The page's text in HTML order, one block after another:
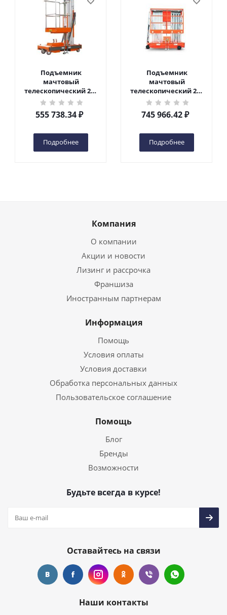
Подъемник
мачтовый
телескопический 200
кг 6 м TOR GTWY6-200S
DC 2-мачтовый
(автономный) (G) в
555 738.34₽
Подробнее
Подъемник
мачтовый
телескопический 200
кг 10 м TOR GTWY10-
200S DC 2-мачтовый
(автономный) (N) в
745 966.42₽
Подробнее
Компания
О компании
Акции и новости
Лизинг и рассрочка
Франшиза
Иностранным партнерам
Информация
Помощь
Условия оплаты
Условия доставки
Обработка персональных данных
Пользовательское соглашение
Помощь
Блог
Бренды
Возможности
Будьте всегда в курсе!
Оставайтесь на связи
Наши контакты